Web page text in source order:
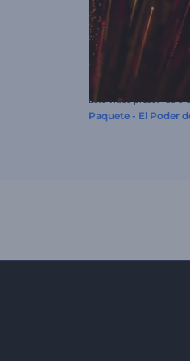
Este video preset fue
Paquete - El Poder